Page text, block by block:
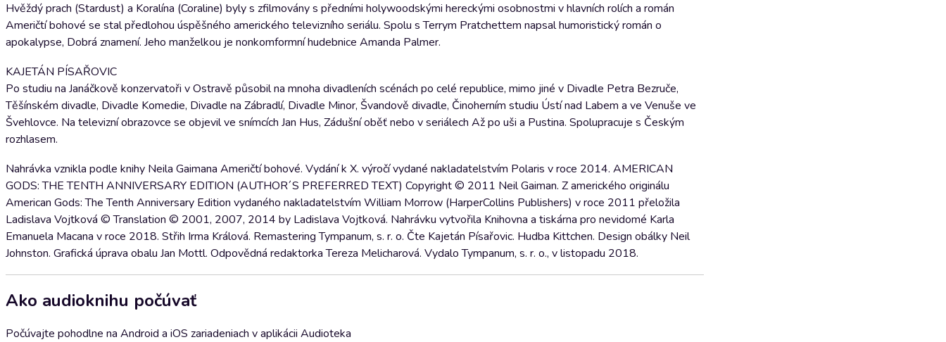
Hvěždý prach (Stardust) a Koralína (Coraline) byly s zfilmovány s předními holywoodskými hereckými osobnostmi v hlavních rolích a román
Američtí bohové se stal předlohou úspěšného amerického televizního seriálu. Spolu s Terrym Pratchettem napsal humoristický román o
apokalypse, Dobrá znamení. Jeho manželkou je nonkomformní hudebnice Amanda Palmer.
KAJETÁN PÍSAŘOVIC
Po studiu na Janáčkově konzervatoři v Ostravě působil na mnoha divadleních scénách po celé republice, mimo jiné v Divadle Petra Bezruče,
Těšínském divadle, Divadle Komedie, Divadle na Zábradlí, Divadle Minor, Švandově divadle, Činoherním studiu Ústí nad Labem a ve Venuše ve
Švehlovce. Na televizní obrazovce se objevil ve snímcích Jan Hus, Zádušní oběť nebo v seriálech Až po uši a Pustina. Spolupracuje s Českým
rozhlasem.
Nahrávka vznikla podle knihy Neila Gaimana Američtí bohové. Vydání k X. výročí vydané nakladatelstvím Polaris v roce 2014. AMERICAN
GODS: THE TENTH ANNIVERSARY EDITION (AUTHOR´S PREFERRED TEXT) Copyright © 2011 Neil Gaiman. Z amerického originálu
American Gods: The Tenth Anniversary Edition vydaného nakladatelstvím William Morrow (HarperCollins Publishers) v roce 2011 přeložila
Ladislava Vojtková © Translation © 2001, 2007, 2014 by Ladislava Vojtková. Nahrávku vytvořila Knihovna a tiskárna pro nevidomé Karla
Emanuela Macana v roce 2018. Střih Irma Králová. Remastering Tympanum, s. r. o. Čte Kajetán Písařovic. Hudba Kittchen. Design obálky Neil
Johnston. Grafická úprava obalu Jan Mottl. Odpovědná redaktorka Tereza Melicharová. Vydalo Tympanum, s. r. o., v listopadu 2018.
Ako audioknihu počúvať
Počúvajte pohodlne na Android a iOS zariadeniach v aplikácii Audioteka